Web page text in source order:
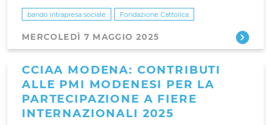
bando intrapresa sociale Fondazione Cattolica
MERCOLEDÌ 7 MAGGIO 2025
CCIAA MODENA: CONTRIBUTI
ALLE PMI MODENESI PER LA
PARTECIPAZIONE A FIERE
INTERNAZIONALI 2025